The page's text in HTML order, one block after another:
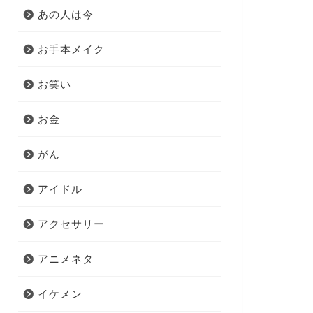
あの人は今
お手本メイク
お笑い
お金
がん
アイドル
アクセサリー
アニメネタ
イケメン